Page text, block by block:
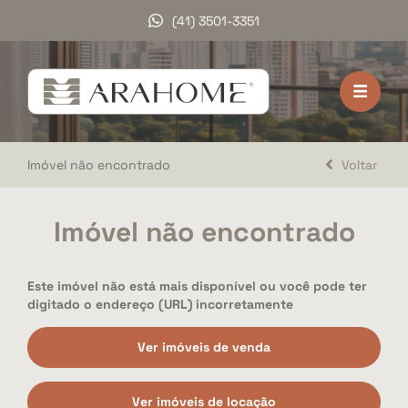
(41) 3501-3351
HOME
VENDA
LOCAÇÃO
A ARAHOME
TRABALHE CONOSCO
DEPOIMENTOS
Imóvel não encontrado Voltar
Imóvel não encontrado
Este imóvel não está mais disponível ou você pode ter
digitado o endereço (URL) incorretamente
Ver imóveis de venda
Ver imóveis de locação